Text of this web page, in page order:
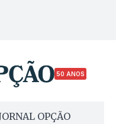
50 ANOS
OPÇÃO